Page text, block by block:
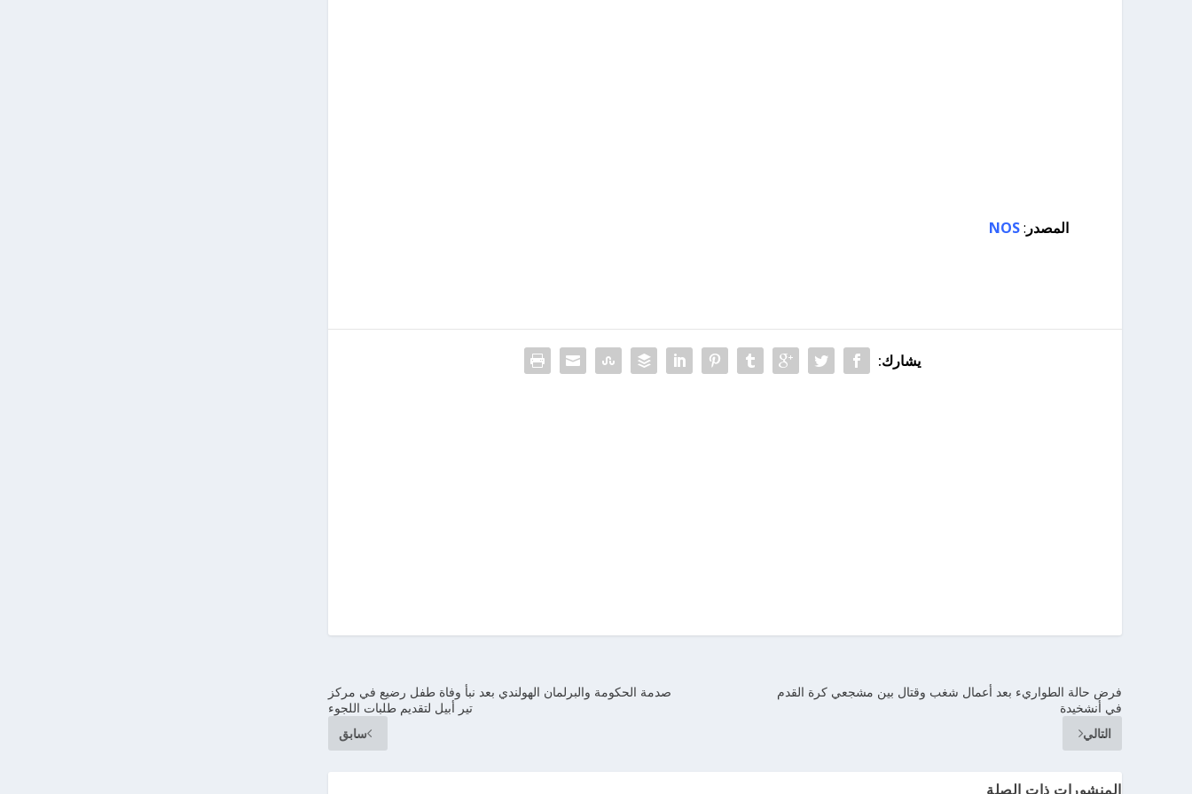
المصدر :
NOS
يشارك:
صدمة الحكومة والبرلمان الهولندي بعد نبأ وفاة طفل رضيع في مركز
تير أبيل لتقديم طلبات اللجوء
سابق
فرض حالة الطواريء بعد أعمال شغب وقتال بين مشجعي كرة القدم
في أنشخيدة
التالي
المنشورات ذات الصلة